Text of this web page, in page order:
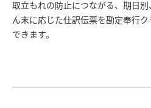
取立もれの防止につながる、期日
ん末に応じた仕訳伝票を勘定奉行
できます。